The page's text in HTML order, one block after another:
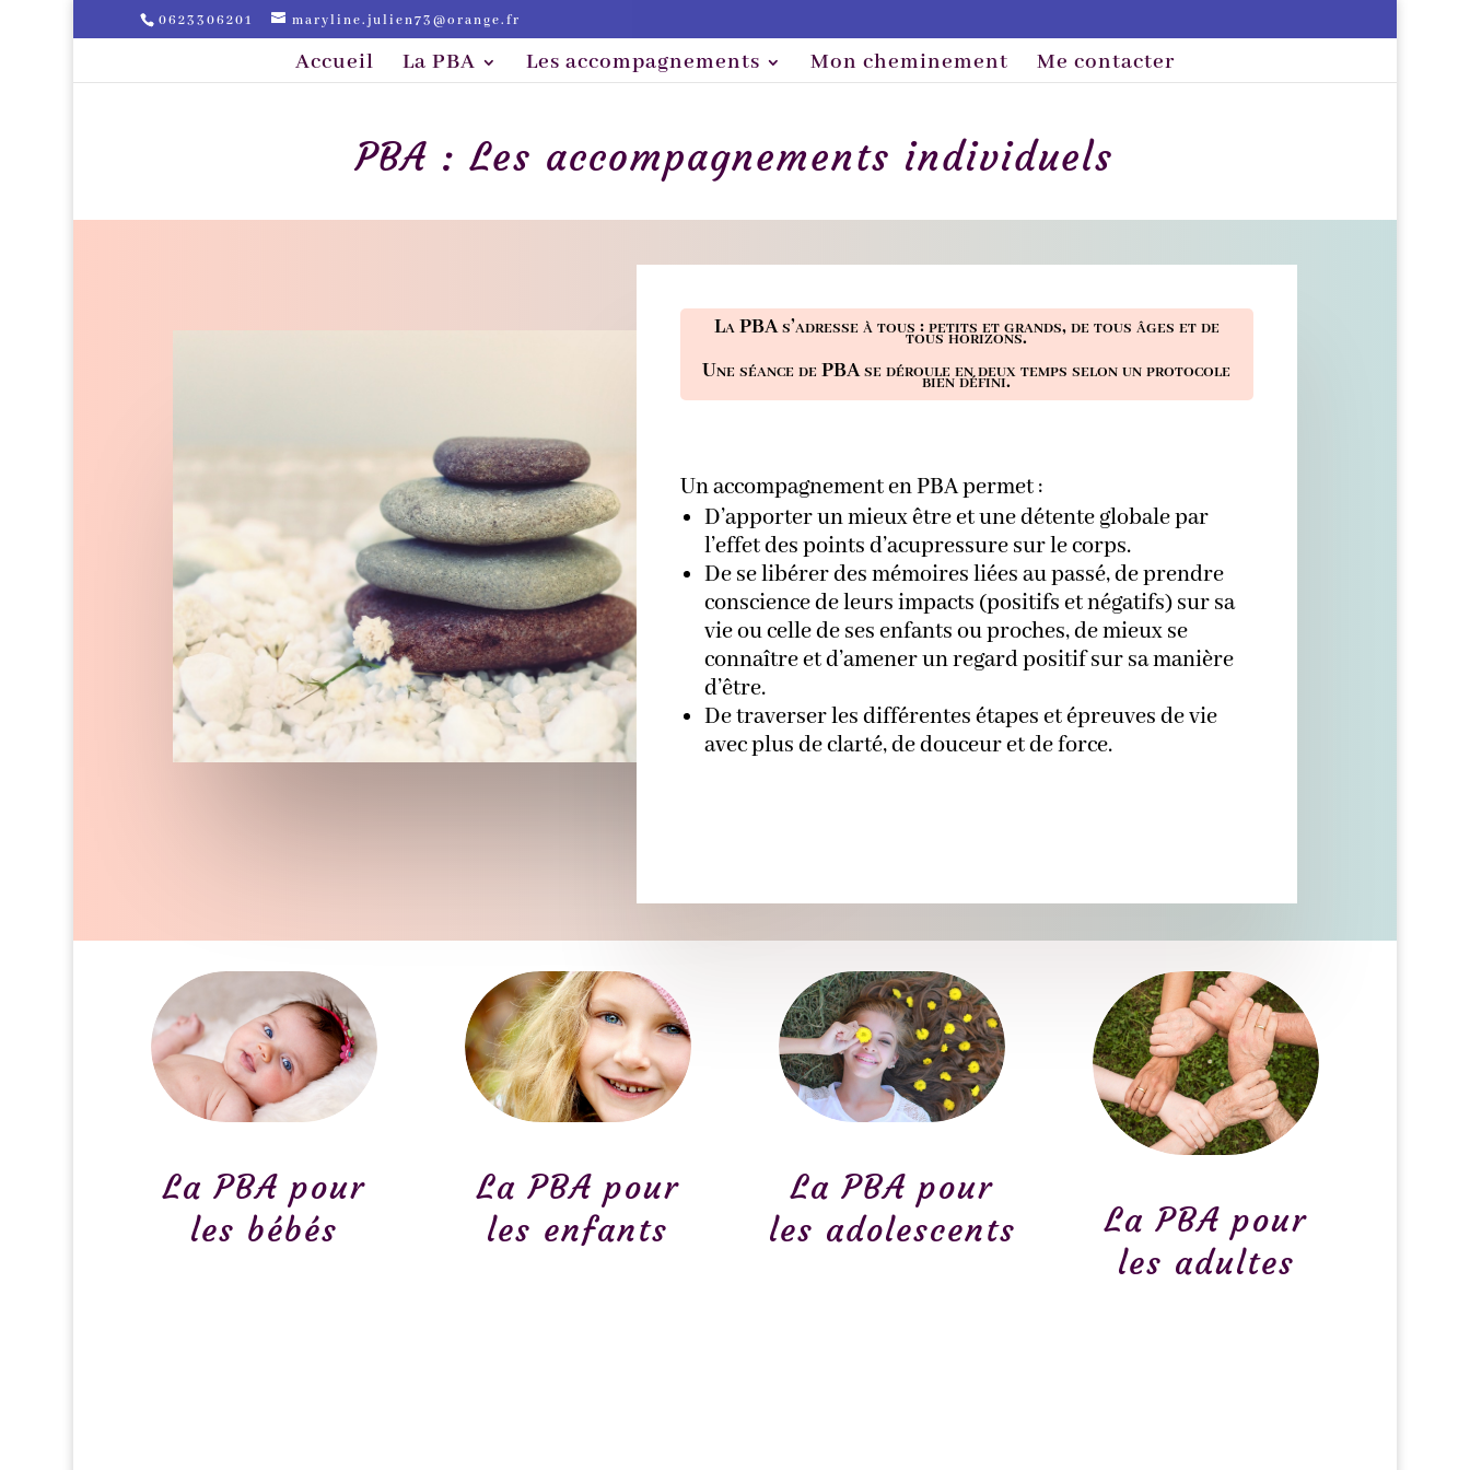
0623306201 maryline.julien73@orange.fr
Accueil La PBA Les accompagnements Mon cheminement Me contacter
PBA : Les accompagnements individuels
La PBA s’adresse à tous : petits et grands, de tous âges et de
tous horizons.
Une séance de PBA se déroule en deux temps selon un protocole
bien défini.
Un accompagnement en PBA permet :
D’apporter un mieux être et une détente globale par
l’effet des points d’acupressure sur le corps.
De se libérer des mémoires liées au passé, de prendre
conscience de leurs impacts (positifs et négatifs) sur sa
vie ou celle de ses enfants ou proches, de mieux se
connaître et d’amener un regard positif sur sa manière
d’être.
De traverser les différentes étapes et épreuves de vie
avec plus de clarté, de douceur et de force.
La PBA pour
les bébés
La PBA pour
les enfants
La PBA pour
les adolescents
La PBA pour
les adultes